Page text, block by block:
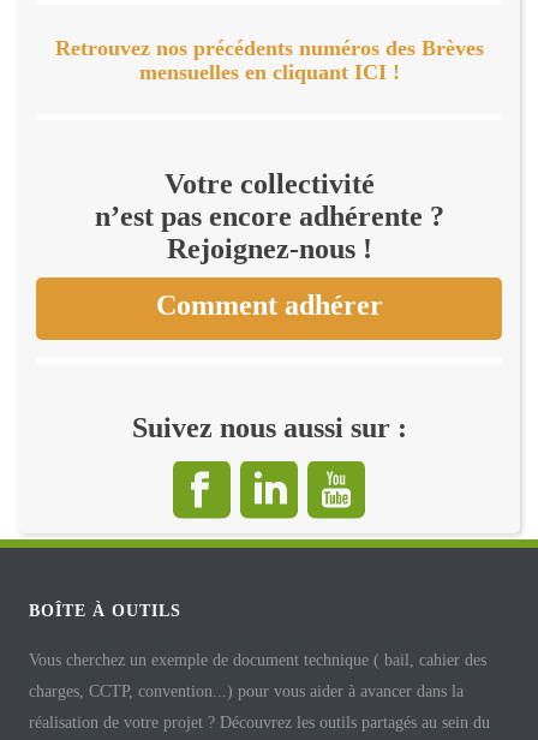
Retrouvez nos précédents numéros des Brèves
mensuelles en cliquant ICI !
Votre collectivité
n’est pas encore adhérente ?
Rejoignez-nous !
Comment adhérer
Suivez nous aussi sur :
BOÎTE À OUTILS
Vous cherchez un exemple de document technique ( bail, cahier des
charges, CCTP, convention...) pour vous aider à avancer dans la
réalisation de votre projet ? Découvrez les outils partagés au sein du